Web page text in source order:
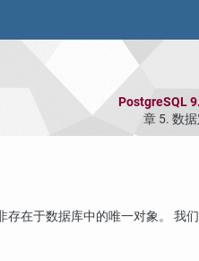
PostgreSQL
章 5. 数
在于数据库中的唯一对象。